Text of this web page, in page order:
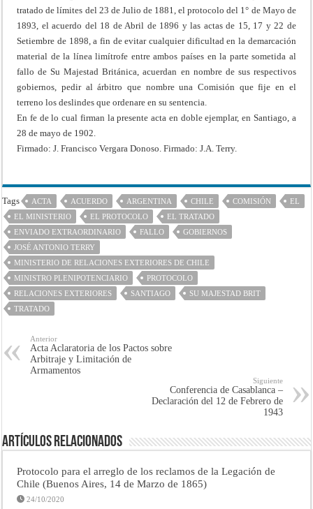
tratado de límites del 23 de Julio de 1881, el protocolo del 1° de Mayo de
1893, el acuerdo del 18 de Abril de 1896 y las actas de 15, 17 y 22 de
Setiembre de 1898, a fin de evitar cualquier dificultad en la demarcación
material de la línea limítrofe entre ambos países en la parte sometida al
fallo de Su Majestad Británica, acuerdan en nombre de sus respectivos
gobiernos, pedir al árbitro que nombre una Comisión que fije en el
terreno los deslindes que ordenare en su sentencia.
En fe de lo cual firman la presente acta en doble ejemplar, en Santiago, a
28 de mayo de 1902.
Firmado: J. Francisco Vergara Donoso. Firmado: J.A. Terry.
Tags ACTA ACUERDO ARGENTINA CHILE COMISIÓN
EL
EL MINISTERIO
EL PROTOCOLO
EL TRATADO
ENVIADO EXTRAORDINARIO
FALLO
GOBIERNOS
JOSÉ ANTONIO TERRY
MINISTERIO DE RELACIONES EXTERIORES DE CHILE
MINISTRO PLENIPOTENCIARIO
PROTOCOLO
RELACIONES EXTERIORES
SANTIAGO
SU MAJESTAD BRIT
TRATADO
Anterior
Acta Aclaratoria de los Pactos sobre
Arbitraje y Limitación de
Armamentos
Siguiente
Conferencia de Casablanca –
Declaración del 12 de Febrero de
1943
Artículos Relacionados
Protocolo para el arreglo de los reclamos de la Legación de
Chile (Buenos Aires, 14 de Marzo de 1865)
24/10/2020